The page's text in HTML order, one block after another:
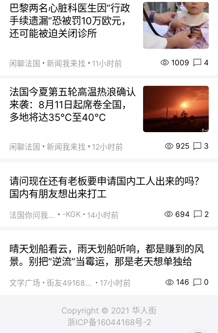
巴黎两名心脏科医生因“行政
手续遗漏”恐被罚10万欧元，
还可能被迫关闭诊所
闲聊法国 新闻我来找 11小时前 1009 4
法国今夏第五轮高温热浪确认
来袭：8月11日起席卷全国，
多地将达35℃至40℃
闲聊法国 新闻我来找 12小时前 925 3
请问现在还有老板要申请国内工人出来的吗？
国内有朋友想出来打工
法国你问我答 -KGK 14小时前 694 2
晴天划船看云，雨天划船听响，都是赚到的风
景。别把“逆流”当霉运，那是老天想单独给
文学广场 街友49168527 17小时前 146 0
Copyright © 2021 华人街
浙ICP备16044168号-2